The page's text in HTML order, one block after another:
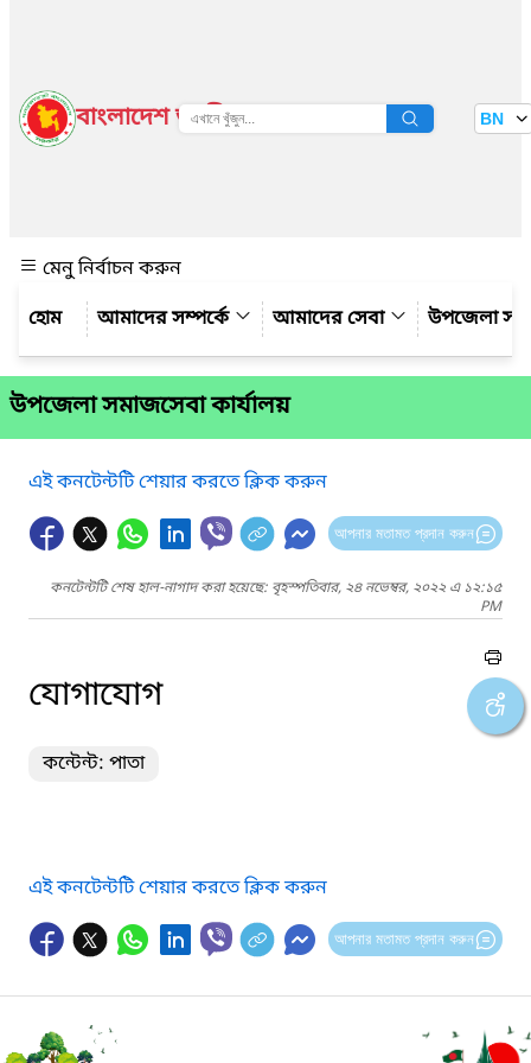
বাংলাদেশ জাতীয় তথ্য বাতায়ন BN
মেনু নির্বাচন করুন
আমাদের সম্পর্কে
আমাদের সেবা উপজেলা
উপজেলা সমাজসেবা কার্যালয়
এই কনটেন্টটি শেয়ার করতে ক্লিক করুন
আপনার মতামত প্রদান করুন
কনটেন্টটি শেষ হাল-নাগাদ করা হয়েছে: বৃহস্পতিবার, ২৪ নভেম্বর, ২০২২ এ ১২:১৫
PM
যোগাযোগ
কন্টেন্ট: পাতা
এই কনটেন্টটি শেয়ার করতে ক্লিক করুন
আপনার মতামত প্রদান করুন